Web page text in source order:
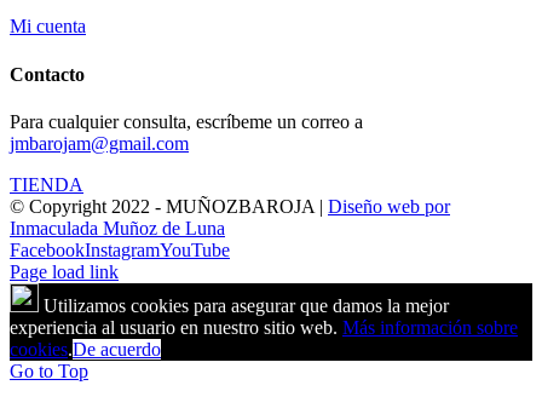
Mi cuenta
Contacto
Para cualquier consulta, escríbeme un correo a
jmbarojam@gmail.com
TIENDA
© Copyright 2022 - MUÑOZBAROJA | Diseño web por
Inmaculada Muñoz de Luna
FacebookInstagramYouTube
Page load link
Utilizamos cookies para asegurar que damos la mejor
experiencia al usuario en nuestro sitio web. Más información sobre
cookies.De acuerdo
Go to Top